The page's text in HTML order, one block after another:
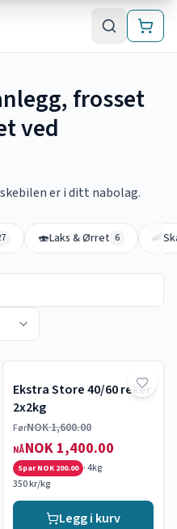
frosset
ved
er i ditt nabolag.
🍣Laks & Ørret 6 🦐
Tilbud
Ekstra Store 40/60 reker
2x2kg
FørNOK 1,600.00
NÅNOK 1,400.00
SparNOK 200.00 ·4kg
350 kr/kg
Legg i kurv